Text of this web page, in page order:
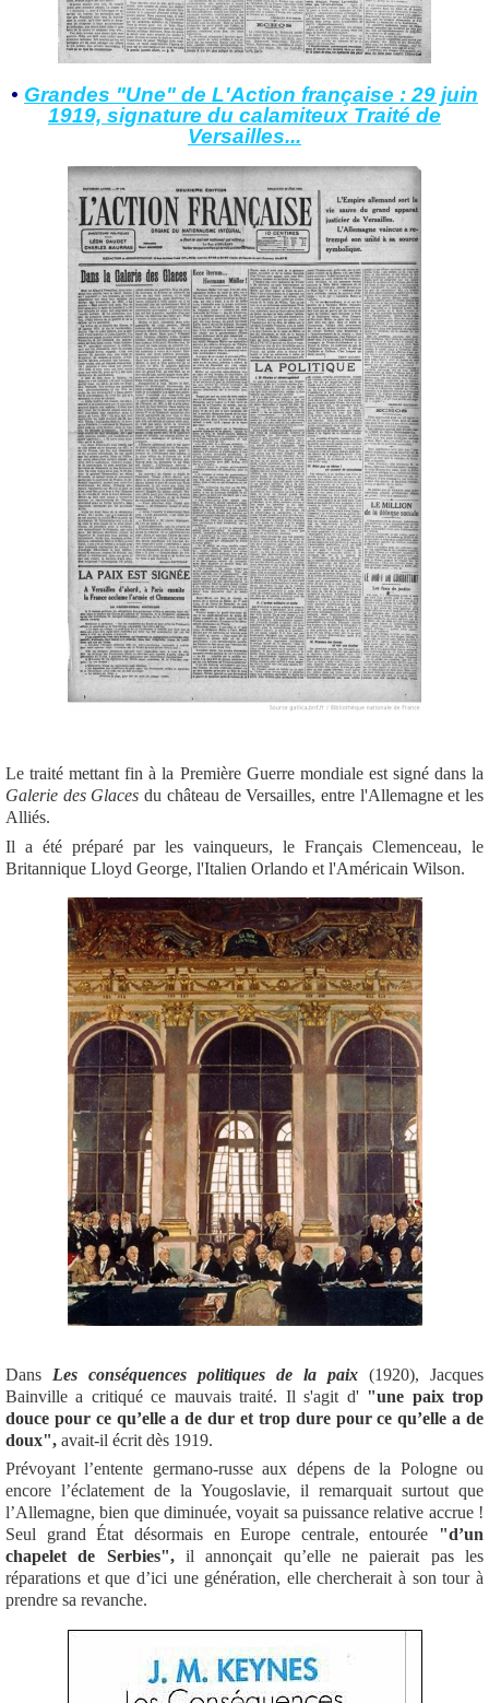
• Grandes "Une" de L'Action française : 29 juin
1919, signature du calamiteux Traité de
Versailles...
Le traité mettant fin à la Première Guerre mondiale est signé dans la
Galerie des Glaces du château de Versailles, entre l'Allemagne et les
Alliés.
Il a été préparé par les vainqueurs, le Français Clemenceau, le
Britannique Lloyd George, l'Italien Orlando et l'Américain Wilson.
Dans Les conséquences politiques de la paix (1920), Jacques
Bainville a critiqué ce mauvais traité. Il s'agit d' "une paix trop
douce pour ce qu’elle a de dur et trop dure pour ce qu’elle a de
doux", avait-il écrit dès 1919.
Prévoyant l’entente germano-russe aux dépens de la Pologne ou
encore l’éclatement de la Yougoslavie, il remarquait surtout que
l’Allemagne, bien que diminuée, voyait sa puissance relative accrue !
Seul grand État désormais en Europe centrale, entourée "d’un
chapelet de Serbies",il annonçait qu’elle ne paierait pas les
réparations et que d’ici une génération, elle chercherait à son tour à
prendre sa revanche.